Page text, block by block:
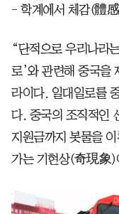
- 학계에서 체감(體
“단적으로 우리나라
로’와 관련해 중국을
라이다. 일대일로를
다. 중국의 조직적인
지원금까지 봇물을
가는 기현상(奇現象)